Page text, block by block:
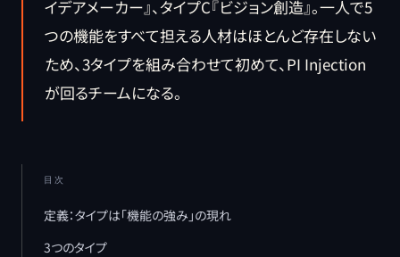
イデアメーカー』、タイプC『ビジョン創造』。一人で5
つの機能をすべて担える人材はほとんど存在しない
ため、3タイプを組み合わせて初めて、PI Injection
が回るチームになる。
目次
定義：タイプは「機能の強み」の現れ
3つのタイプ